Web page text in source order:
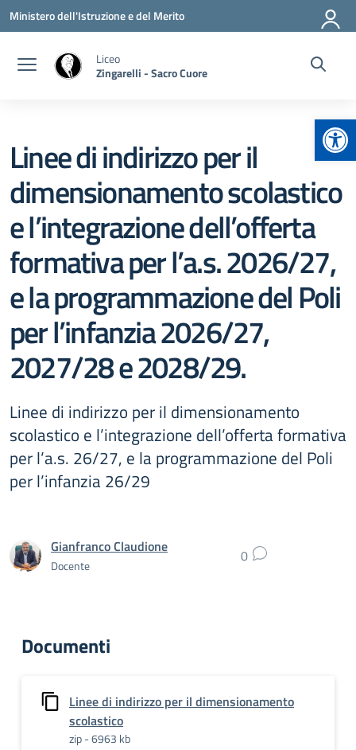
Vai ai contenuti
Vai al menu di navigazione
Vai al footer
Ministero dell'Istruzione e del Merito
Liceo
Zingarelli - Sacro Cuore
Linee di indirizzo per il
dimensionamento scolastico
e l’integrazione dell’offerta
formativa per l’a.s. 2026/27,
e la programmazione del Poli
per l’infanzia 2026/27,
2027/28 e 2028/29.
Linee di indirizzo per il dimensionamento
scolastico e l’integrazione dell’offerta formativa
per l’a.s. 26/27, e la programmazione del Poli
per l’infanzia 26/29
Gianfranco Claudione
Docente 0
Documenti
Linee di indirizzo per il dimensionamento
scolastico
zip - 6963 kb